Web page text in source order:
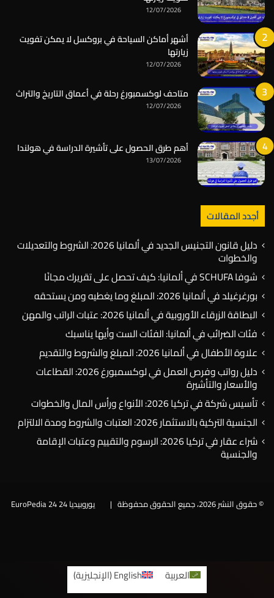
12/07/2026
أشهر أماكن السياحة في بروكسل لا يمكن تفويت
زيارتها
12/07/2026
متاحف لوكسمبورغ رحلة في أعماق التاريخ والتراث
12/07/2026
أهم طرق الحصول على تأشيرة الدراسة في هولندا
13/07/2026
أجدد المقالات
دليل قانون التجنيس الجديد في ألمانيا 2026: الشروط والتعديلات
والخطوات
شوفا SCHUFA في ألمانيا: كيف تحصل على تقريرك مجانًا
بورغرغيلد في ألمانيا 2026: المبلغ وما يغطيه ومن يستحقه
البطاقة الزرقاء الأوروبية في ألمانيا 2026: عتبات الراتب والمهن
فئات الضرائب في ألمانيا: الفئات الست وأيها يناسبك
علاوة الأطفال في ألمانيا 2026: المبلغ والشروط والتقديم
دليل رواتب وفرص العمل في لوكسمبورغ 2026: القطاعات
والأسعار والتأشيرة
تأسيس شركة في تركيا 2026: الأنواع ورأس المال والخطوات
الجنسية التركية بالاستثمار 2026: العتبات والشروط ومدة الالتزام
شراء عقار في تركيا 2026: الرسوم والتقييم وعتبات الإقامة
والجنسية
© حقوق النشر 2026، جميع الحقوق محفوظة | يوروبيديا 24 EuroPedia 24
العربية English
(الإنجليزية)